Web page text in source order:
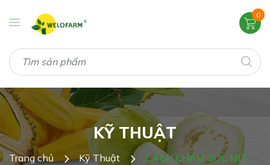
0
KỸ THUẬT
Trang chủ Kỹ Thuật
CÁCH CHĂM SÓC MÍT